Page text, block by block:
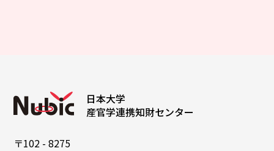
日本大学
産官学連携知財センター
〒102 - 8275